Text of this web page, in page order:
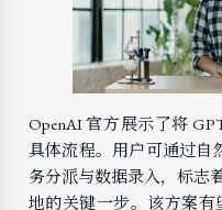
OpenAI 官方展示了将
具体流程。用户可通过自
务分派与数据录入，标志
地的关键一步。该方案有